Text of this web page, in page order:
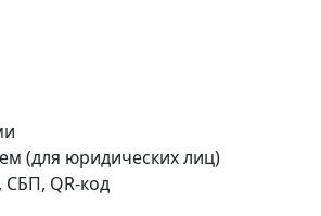
(для юридических лиц)
СБП, QR-код